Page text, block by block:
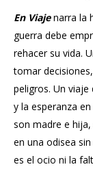
En Viajenarra la
guerra debe
rehacer su vida.
tomar
peligros. Un
y la esperanza
son madre e
en una odisea
es el ocio ni la